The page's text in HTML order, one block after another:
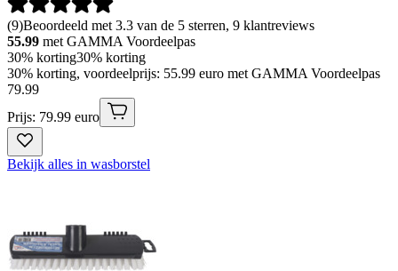
(9)Beoordeeld met 3.3 van de 5 sterren, 9 klantreviews
55.99 met GAMMA Voordeelpas
30% korting30% korting
30% korting, voordeelprijs: 55.99 euro met GAMMA Voordeelpas
79.99
Prijs: 79.99 euro
Bekijk alles in wasborstel